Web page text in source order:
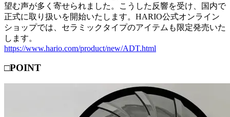
望む声が多く寄せられました。こうした反響を受け、国内で
正式に取り扱いを開始いたします。HARIO公式オンライン
ショップでは、セラミックタイプのアイテムも限定発売いた
します。
https://www.hario.com/product/new/ADT.html
□POINT